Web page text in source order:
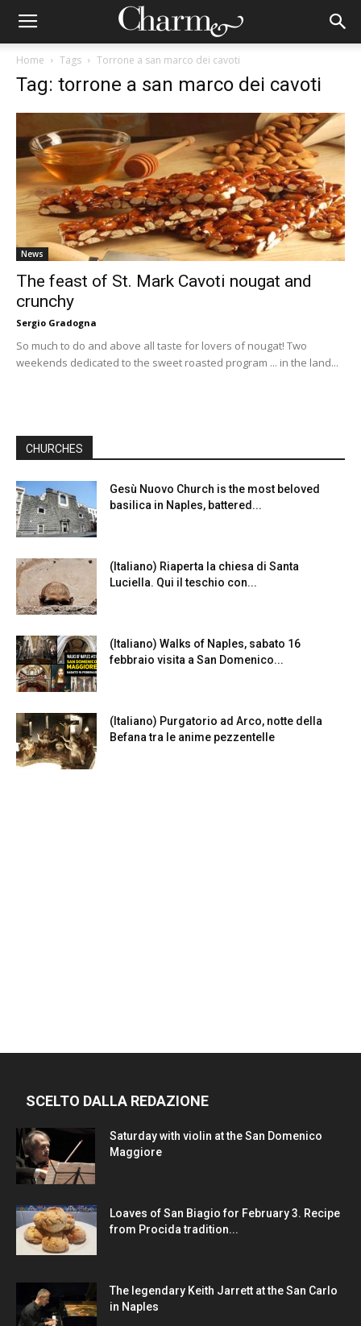
Home Tags Torrone a san marco dei cavoti
Tag: torrone a san marco dei cavoti
News
The feast of St. Mark Cavoti nougat and
crunchy
Sergio Gradogna
So much to do and above all taste for lovers of nougat! Two
weekends dedicated to the sweet roasted program ... in the land...
CHURCHES
Gesù Nuovo Church is the most beloved
basilica in Naples, battered...
(Italiano) Riaperta la chiesa di Santa
Luciella. Qui il teschio con...
(Italiano) Walks of Naples, sabato 16
febbraio visita a San Domenico...
(Italiano) Purgatorio ad Arco, notte della
Befana tra le anime pezzentelle
SCELTO DALLA REDAZIONE
Saturday with violin at the San Domenico
Maggiore
Loaves of San Biagio for February 3. Recipe
from Procida tradition...
The legendary Keith Jarrett at the San Carlo
in Naples